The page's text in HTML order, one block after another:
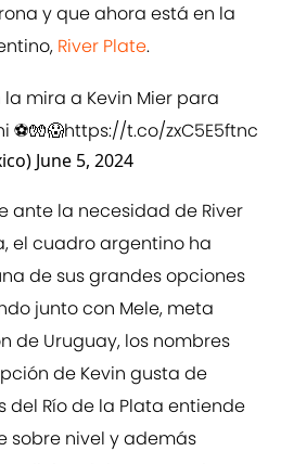
y que ahora está en la
River Plate.
la mira a Kevin Mier para
⚽️🧤😱https://t.co/zxC5E5ftnc
June 5, 2024
ante la necesidad de River
el cuadro argentino ha
de sus grandes opciones
junto con Mele, meta
de Uruguay, los nombres
de Kevin gusta de
del Río de la Plata entiende
sobre nivel y además